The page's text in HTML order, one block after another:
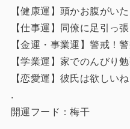
【健康運】頭かお腹がい
【仕事運】同僚に足引っ
【金運・事業運】警戒！
【学業運】家でのんびり
【恋愛運】彼氏は欲しい
.
開運フード：梅干